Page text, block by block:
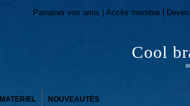
Cool
Parrainer vos amis | Accès membre |
MATERIEL NOUVEAUTÉS